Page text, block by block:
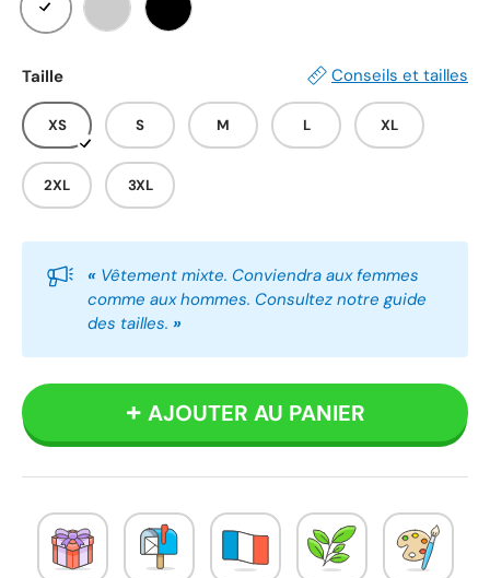
Taille Conseils et tailles
XS S M L XL
2XL 3XL
Blanc Gris Noir
« Vêtement mixte. Conviendra aux femmes
comme aux hommes. Consultez notre guide
des tailles. »
AJOUTER AU PANIER